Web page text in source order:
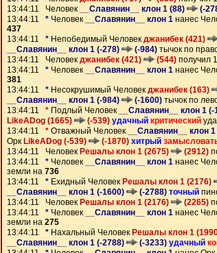
13:44:11 Человек
__Славянин__ клон 1 (88) (-
13:44:11 * Человек __Славянин__ клон 1 нанес
437
13:44:11 * Непобедимый Человекджанибек (421)
__Славянин__ клон 1 (-278)
(-984) тычок по
13:44:11 Человекджанибек (421) (544) получил
13:44:11 * Человек __Славянин__ клон 1 нанес
381
13:44:11 * Несокрушимый Человекджанибек (163)
__Славянин__ клон 1 (-984)
(-1600) тычок по
13:44:11 * Подлый Человек __Славянин__ клон 1 (-
LikeADog (1665)
(-539) удачный критический
13:44:11 * Отважный Человек __Славянин__ клон
Орк LikeADog (-539) (-1870) хитрый
13:44:11 Человек Решалы клон 1 (2675) (2912)
13:44:11 * Человек __Славянин__ клон 1 нанес
земли на 736
13:44:11 * Ехидный Человек Решалы клон 1 (2176)
__Славянин__ клон 1 (-1600)
(-2788) точный
13:44:11 Человек Решалы клон 1 (2176) (2265)
13:44:11 * Человек __Славянин__ клон 1 нанес
земли на 275
13:44:11 * Нахальный Человек Решалы клон 1
__Славянин__ клон 1 (-2788)
(-3233) удачный